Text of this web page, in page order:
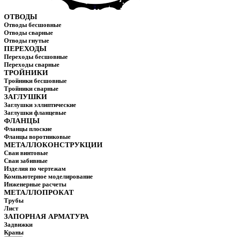
ОТВОДЫ
Отводы бесшовные
Отводы сварные
Отводы гнутые
ПЕРЕХОДЫ
Переходы бесшовные
Переходы сварные
ТРОЙНИКИ
Тройники бесшовные
Тройники сварные
ЗАГЛУШКИ
Заглушки эллиптические
Заглушки фланцевые
ФЛАНЦЫ
Фланцы плоские
Фланцы воротниковые
МЕТАЛЛОКОНСТРУКЦИИ
Сваи винтовые
Сваи забивные
Изделия по чертежам
Компьютерное моделирование
Инженерные расчеты
МЕТАЛЛОПРОКАТ
Трубы
Лист
ЗАПОРНАЯ АРМАТУРА
Задвижки
Краны